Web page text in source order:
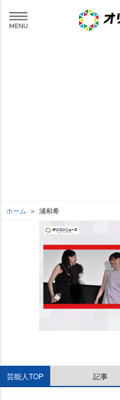
ホーム 浦和希
芸能人TOP 記事